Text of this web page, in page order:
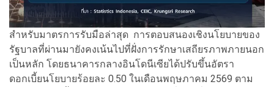
สำหรับมาตรการรับมือล่าสุด การตอบสนองเชิงนโยบายของ
รัฐบาลที่ผ่านมายังคงเน้นไปที่ฝั่งการรักษาเสถียรภาพภายนอก
เป็นหลัก โดยธนาคารกลางอินโดนีเซียได้ปรับขึ้นอัตรา
ดอกเบี้ยนโยบายร้อยละ 0.50 ในเดือนพฤษภาคม 2569 ตาม